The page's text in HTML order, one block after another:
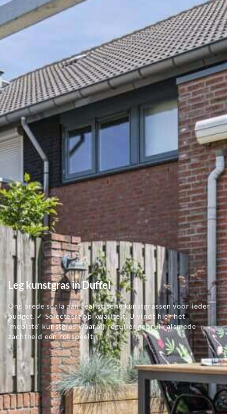
Leg kunstgras in Duffel
Ons brede scala aan realistische kunstgrassen voor ieder
budget. ✓ Selecteert op kwaliteit. U vindt hier het
'mooiste' kunstgras waarbij regulier gebruik alsmede
zachtheid een rol speelt.